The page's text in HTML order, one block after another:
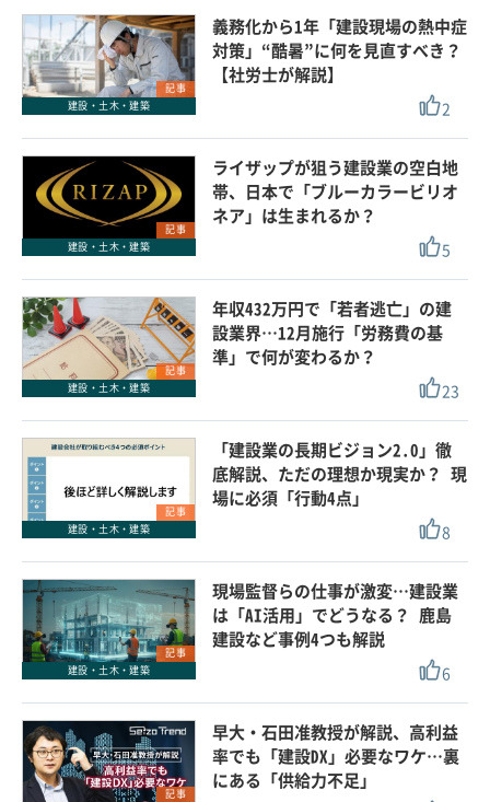
記事
建設・土木・建築
義務化から1年「建設現場の熱中症
対策」“酷暑”に何を見直すべき？
【社労士が解説】
2
記事
建設・土木・建築
ライザップが狙う建設業の空白地
帯、日本で「ブルーカラービリオ
ネア」は生まれるか？
5
記事
建設・土木・建築
年収432万円で「若者逃亡」の建
設業界…12月施行「労務費の基
準」で何が変わるか？
23
記事
建設・土木・建築
「建設業の長期ビジョン2.0」徹
底解説、ただの理想か現実か？ 現
場に必須「行動4点」
8
記事
建設・土木・建築
現場監督らの仕事が激変…建設業
は「AI活用」でどうなる？ 鹿島
建設など事例4つも解説
6
記事
早大・石田准教授が解説、高利益
率でも「建設DX」必要なワケ…裏
にある「供給力不足」